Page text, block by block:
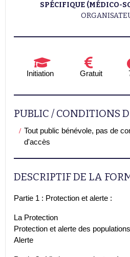
SPÉCIFIQUE (MÉDICO-
Initiation Gratuit
PUBLIC / CONDITIONS
Tout public bénévole, pas de
d'accès
DESCRIPTIF DE LA
Partie 1 : Protection et alerte :
La Protection
Protection et alerte des populations
Alerte